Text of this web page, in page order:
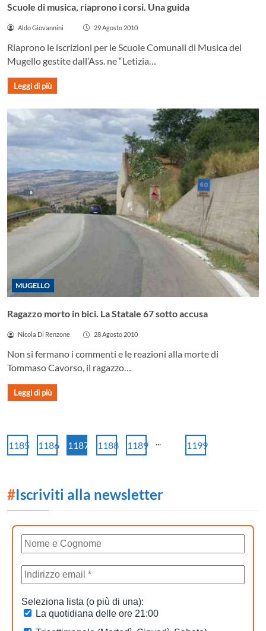
Scuole di musica, riaprono i corsi. Una guida
Aldo Giovannini 29 Agosto 2010
Riaprono le iscrizioni per le Scuole Comunali di Musica del
Mugello gestite dall’Ass. ne “Letizia…
Leggi di più
MUGELLO
Ragazzo morto in bici. La Statale 67 sotto accusa
Nicola Di Renzone 28 Agosto 2010
Non si fermano i commenti e le reazioni alla morte di
Tommaso Cavorso, il ragazzo…
Leggi di più
1185 1186 1187 1188 1189 1199
#Iscriviti alla newsletter